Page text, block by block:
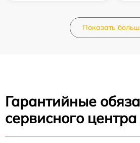
Показать
Гарантийные
сервисного